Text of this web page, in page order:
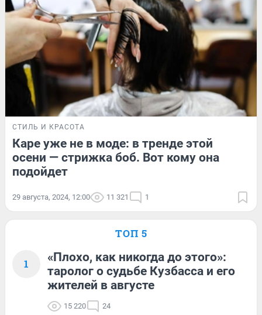
СТИЛЬ И КРАСОТА
Каре уже не в моде: в тренде этой
осени — стрижка боб. Вот кому она
подойдет
29 августа, 2024, 12:00 11 321 1
ТОП 5
1
«Плохо, как никогда до этого»:
таролог о судьбе Кузбасса и его
жителей в августе
15 220 24